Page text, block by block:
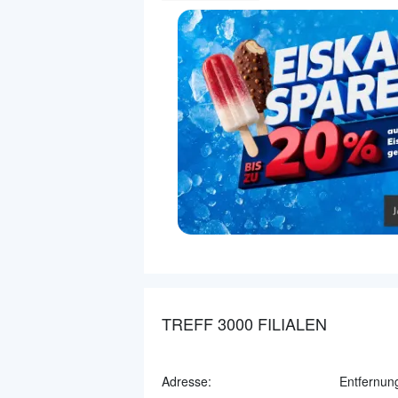
TREFF 3000 FILIALEN
Adresse: